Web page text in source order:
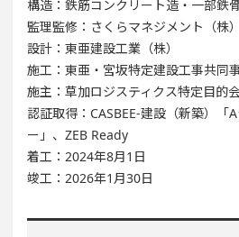
構造：鉄筋コンクリート造・一部鉄
監理監修：さくらマネジメント（株）
設計：東亜建設工業（株）
施工：東亜・宮坂特定建設工事共同
施主：草加ロジスティクス特定目的
認証取得：CASBEE-建設（新築）「
ー」、ZEB Ready
着工：2024年8月1日
竣工：2026年1月30日